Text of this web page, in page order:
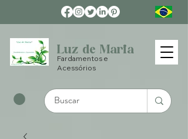
Luz de Maria
Fardamentos e
Acessórios